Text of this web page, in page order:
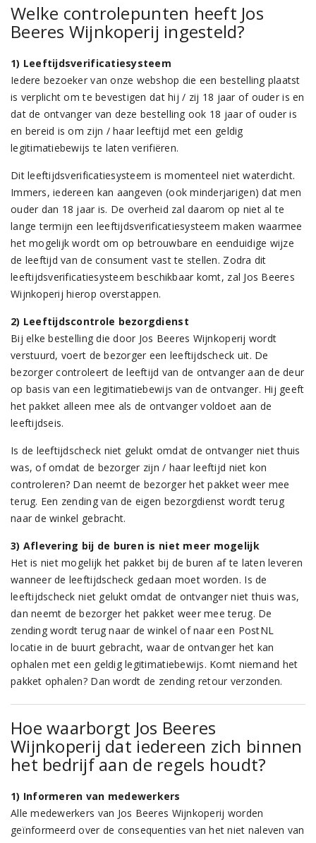
Welke controlepunten heeft Jos
Beeres Wijnkoperij ingesteld?
1) Leeftijdsverificatiesysteem
Iedere bezoeker van onze webshop die een bestelling plaatst
is verplicht om te bevestigen dat hij / zij 18 jaar of ouder is en
dat de ontvanger van deze bestelling ook 18 jaar of ouder is
en bereid is om zijn / haar leeftijd met een geldig
legitimatiebewijs te laten verifiëren.
Dit leeftijdsverificatiesysteem is momenteel niet waterdicht.
Immers, iedereen kan aangeven (ook minderjarigen) dat men
ouder dan 18 jaar is. De overheid zal daarom op niet al te
lange termijn een leeftijdsverificatiesysteem maken waarmee
het mogelijk wordt om op betrouwbare en eenduidige wijze
de leeftijd van de consument vast te stellen. Zodra dit
leeftijdsverificatiesysteem beschikbaar komt, zal Jos Beeres
Wijnkoperij hierop overstappen.
2) Leeftijdscontrole bezorgdienst
Bij elke bestelling die door Jos Beeres Wijnkoperij wordt
verstuurd, voert de bezorger een leeftijdscheck uit. De
bezorger controleert de leeftijd van de ontvanger aan de deur
op basis van een legitimatiebewijs van de ontvanger. Hij geeft
het pakket alleen mee als de ontvanger voldoet aan de
leeftijdseis.
Is de leeftijdscheck niet gelukt omdat de ontvanger niet thuis
was, of omdat de bezorger zijn / haar leeftijd niet kon
controleren? Dan neemt de bezorger het pakket weer mee
terug. Een zending van de eigen bezorgdienst wordt terug
naar de winkel gebracht.
3) Aflevering bij de buren is niet meer mogelijk
Het is niet mogelijk het pakket bij de buren af te laten leveren
wanneer de leeftijdscheck gedaan moet worden. Is de
leeftijdscheck niet gelukt omdat de ontvanger niet thuis was,
dan neemt de bezorger het pakket weer mee terug. De
zending wordt terug naar de winkel of naar een PostNL
locatie in de buurt gebracht, waar de ontvanger het kan
ophalen met een geldig legitimatiebewijs. Komt niemand het
pakket ophalen? Dan wordt de zending retour verzonden.
Hoe waarborgt Jos Beeres
Wijnkoperij dat iedereen zich binnen
het bedrijf aan de regels houdt?
1) Informeren van medewerkers
Alle medewerkers van Jos Beeres Wijnkoperij worden
geïnformeerd over de consequenties van het niet naleven van